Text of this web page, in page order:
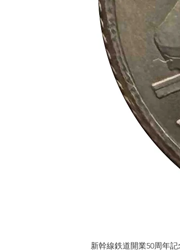
新幹線鉄道開業50周年